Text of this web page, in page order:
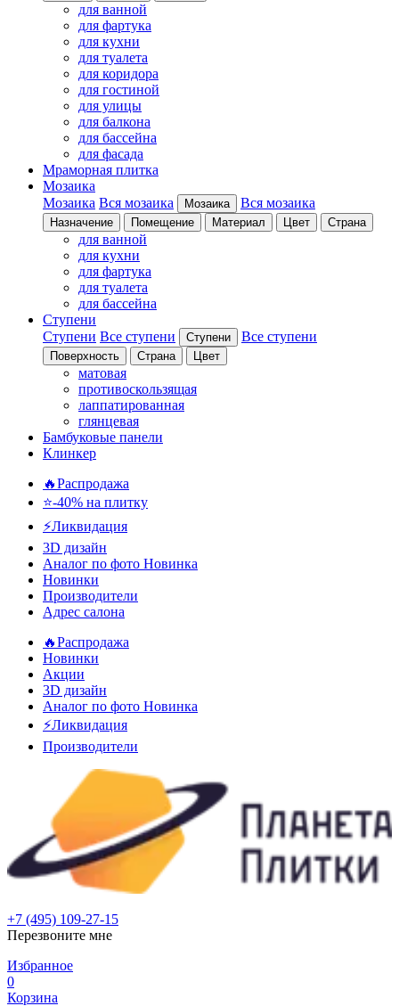
для ванной
для фартука
для кухни
для туалета
для коридора
для гостиной
для улицы
для балкона
для бассейна
для фасада
Мраморная плитка
Мозаика
Мозаика Вся мозаика Мозаика Вся мозаика
Назначение Помещение Материал Цвет Страна
для ванной
для кухни
для фартука
для туалета
для бассейна
Ступени
Ступени Все ступени Ступени Все ступени
Поверхность Страна Цвет
матовая
противоскользящая
лаппатированная
глянцевая
Бамбуковые панели
Клинкер
🔥Распродажа
⭐-40% на плитку
⚡️Ликвидация
3D дизайн
Аналог по фото Новинка
Новинки
Производители
Адрес салона
🔥Распродажа
Новинки
Акции
3D дизайн
Аналог по фото Новинка
⚡Ликвидация
Производители
+7 (495) 109-27-15
Перезвоните мне
Избранное
0
Корзина